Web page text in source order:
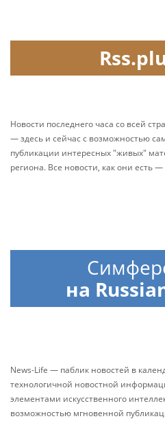
Новости последнего часа со всей
— здесь и сейчас с возможностью
публикации интересных "живых"
региона. Все новости, как они есть
на
News-Life — паблик новостей в
технологичной новостной
элементами искусственного
возможностью мгновенной